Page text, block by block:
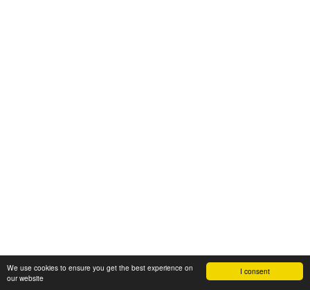
I consent
We use cookies to ensure you get the best experience on
our website